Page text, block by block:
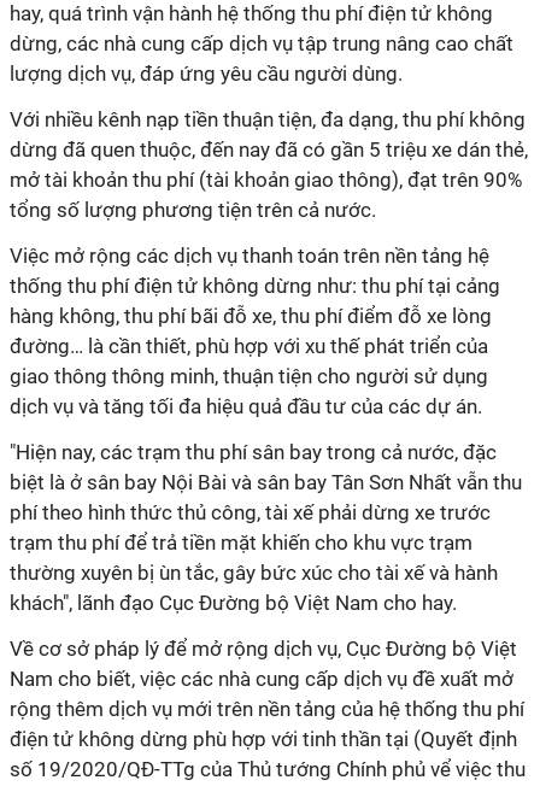
hay, quá trình vận hành hệ thống thu phí điện tử không
dừng, các nhà cung cấp dịch vụ tập trung nâng cao chất
lượng dịch vụ, đáp ứng yêu cầu người dùng.
Với nhiều kênh nạp tiền thuận tiện, đa dạng, thu phí không
dừng đã quen thuộc, đến nay đã có gần 5 triệu xe dán thẻ,
mở tài khoản thu phí (tài khoản giao thông), đạt trên 90%
tổng số lượng phương tiện trên cả nước.
Việc mở rộng các dịch vụ thanh toán trên nền tảng hệ
thống thu phí điện tử không dừng như: thu phí tại cảng
hàng không, thu phí bãi đỗ xe, thu phí điểm đỗ xe lòng
đường… là cần thiết, phù hợp với xu thế phát triển của
giao thông thông minh, thuận tiện cho người sử dụng
dịch vụ và tăng tối đa hiệu quả đầu tư của các dự án.
"Hiện nay, các trạm thu phí sân bay trong cả nước, đặc
biệt là ở sân bay Nội Bài và sân bay Tân Sơn Nhất vẫn thu
phí theo hình thức thủ công, tài xế phải dừng xe trước
trạm thu phí để trả tiền mặt khiến cho khu vực trạm
thường xuyên bị ùn tắc, gây bức xúc cho tài xế và hành
khách", lãnh đạo Cục Đường bộ Việt Nam cho hay.
Về cơ sở pháp lý để mở rộng dịch vụ, Cục Đường bộ Việt
Nam cho biết, việc các nhà cung cấp dịch vụ đề xuất mở
rộng thêm dịch vụ mới trên nền tảng của hệ thống thu phí
điện tử không dừng phù hợp với tinh thần tại (Quyết định
số 19/2020/QĐ-TTg của Thủ tướng Chính phủ vể việc thu